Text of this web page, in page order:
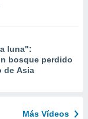
luna":
bosque perdido
de Asia
Más Vídeos